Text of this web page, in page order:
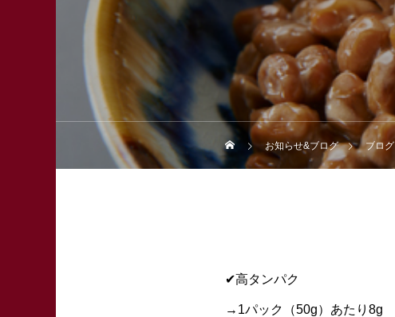
お知らせ&ブログ ブログ
✔︎高タンパク
→1パック（50g）あたり8g